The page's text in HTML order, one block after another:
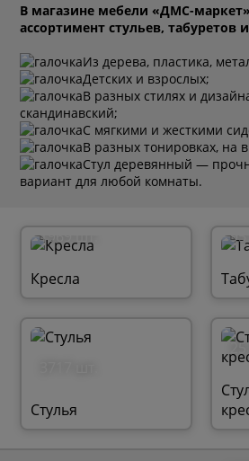
В магазине мебели «ДМС-
ассортимент стульев, табуретов
Из дерева, пластика,
Детских и взрослых;
В разных стилях и
скандинавский;
С мягкими и жесткими
В разных тонировках, на
Стул деревянный —
вариант для любой комнаты.
1969 шт.
Кресла
95
Стулья